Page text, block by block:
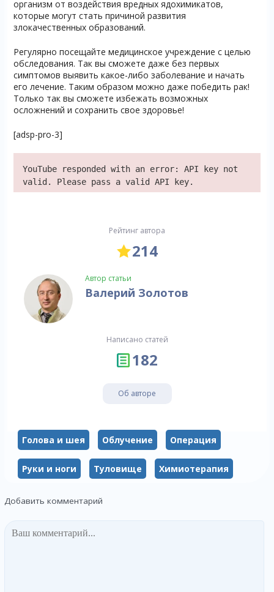
организм от воздействия вредных ядохимикатов,
которые могут стать причиной развития
злокачественных образований.
Регулярно посещайте медицинское учреждение с целью
обследования. Так вы сможете даже без первых
симптомов выявить какое-либо заболевание и начать
его лечение. Таким образом можно даже победить рак!
Только так вы сможете избежать возможных
осложнений и сохранить свое здоровье!
[adsp-pro-3]
YouTube responded with an error: API key not
valid. Please pass a valid API key.
Рейтинг автора
214
Автор статьи
Валерий Золотов
Написано статей
182
Об авторе
Голова и шея Облучение Операция
Руки и ноги Туловище Химиотерапия
Добавить комментарий